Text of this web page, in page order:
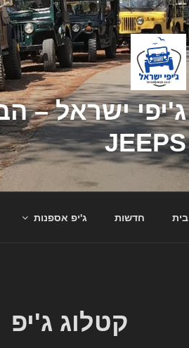
JEEPS
בית חדשות ג'יפ אספנות
קטלוג ג'יפ